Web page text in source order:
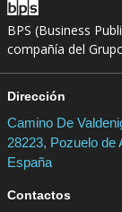
BPS (Business
compañía del
Dirección
Camino De
28223, Pozuelo de
España
Contactos